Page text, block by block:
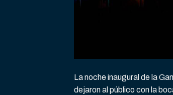
La noche inaugural de la
dejaron al público con la